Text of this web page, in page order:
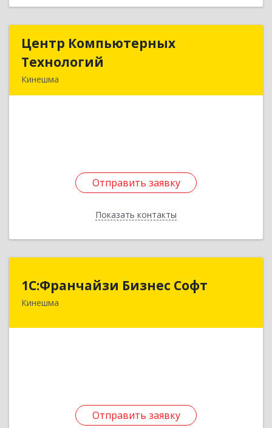
Центр Компьютерных
Технологий
Кинешма
Отправить заявку
Показать контакты
Центр Компьютерных
Отправить заявку
Назад
1С:Франчайзи Бизнес Софт
Кинешма
Отправить заявку
1С:Франчайзи Бизнес Софт
155800, Ивановская обл, Кинешма г, Жуковская
Отправить заявку